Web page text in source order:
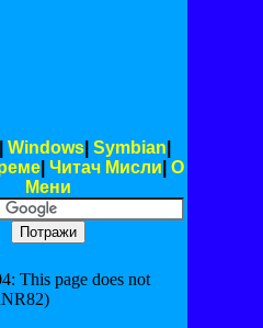
Windows| Symbian
Читач Мисли O
Мени